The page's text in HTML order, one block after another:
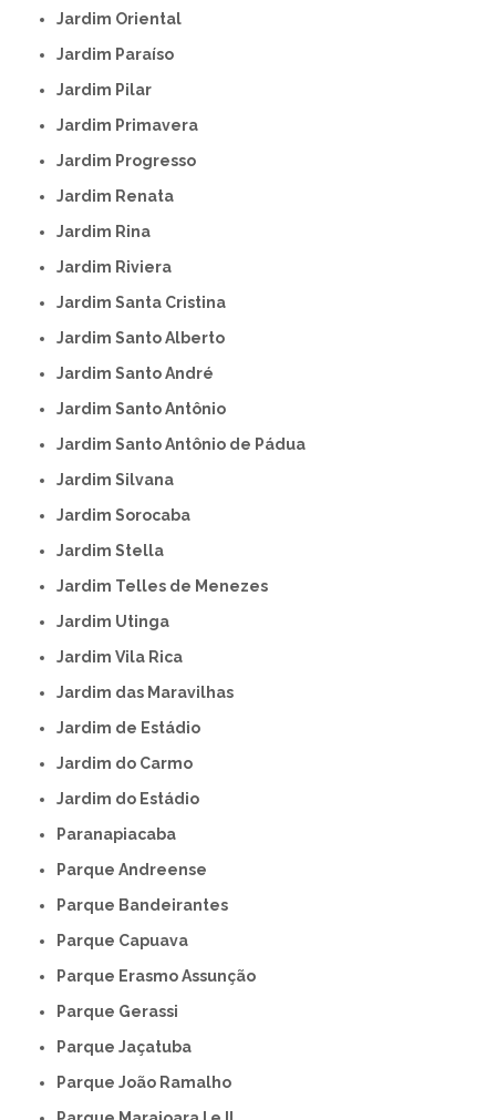
Jardim Oriental
Jardim Paraíso
Jardim Pilar
Jardim Primavera
Jardim Progresso
Jardim Renata
Jardim Rina
Jardim Riviera
Jardim Santa Cristina
Jardim Santo Alberto
Jardim Santo André
Jardim Santo Antônio
Jardim Santo Antônio de Pádua
Jardim Silvana
Jardim Sorocaba
Jardim Stella
Jardim Telles de Menezes
Jardim Utinga
Jardim Vila Rica
Jardim das Maravilhas
Jardim de Estádio
Jardim do Carmo
Jardim do Estádio
Paranapiacaba
Parque Andreense
Parque Bandeirantes
Parque Capuava
Parque Erasmo Assunção
Parque Gerassi
Parque Jaçatuba
Parque João Ramalho